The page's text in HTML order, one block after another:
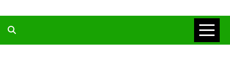
BLOG DE LA